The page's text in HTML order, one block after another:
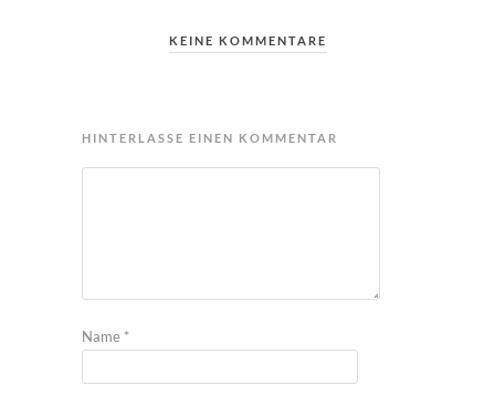
KEINE KOMMENTARE
HINTERLASSE EINEN KOMMENTAR
Name *